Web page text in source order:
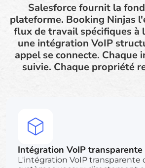
Salesforce fournit la
plateforme. Booking Ninjas
flux de travail spécifiques à
une intégration VoIP
appel se connecte. Chaque
suivie. Chaque propriété
Intégration VoIP transparente
L'intégration VoIP transparente